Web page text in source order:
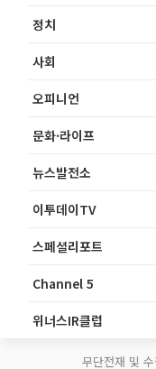
정치
사회
오피니언
문화·라이프
뉴스발전소
이투데이TV
스페셜리포트
Channel 5
위너스IR클럽
무단전재 및